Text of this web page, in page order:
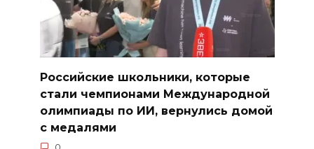
Российские школьники, которые
стали чемпионами Международной
олимпиады по ИИ, вернулись домой
с медалями